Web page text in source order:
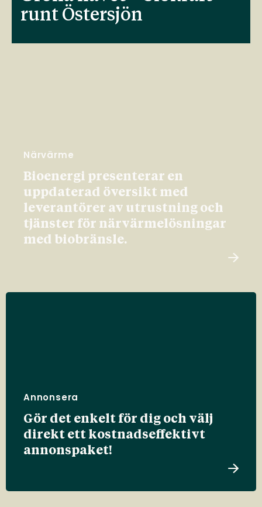
runt Östersjön
Närvärme
Bioenergi presenterar en
uppdaterad översikt med
leverantörer av utrustning och
tjänster för närvärmelösningar
med biobränsle.
Annonsera
Gör det enkelt för dig och välj
direkt ett kostnadseffektivt
annonspaket!